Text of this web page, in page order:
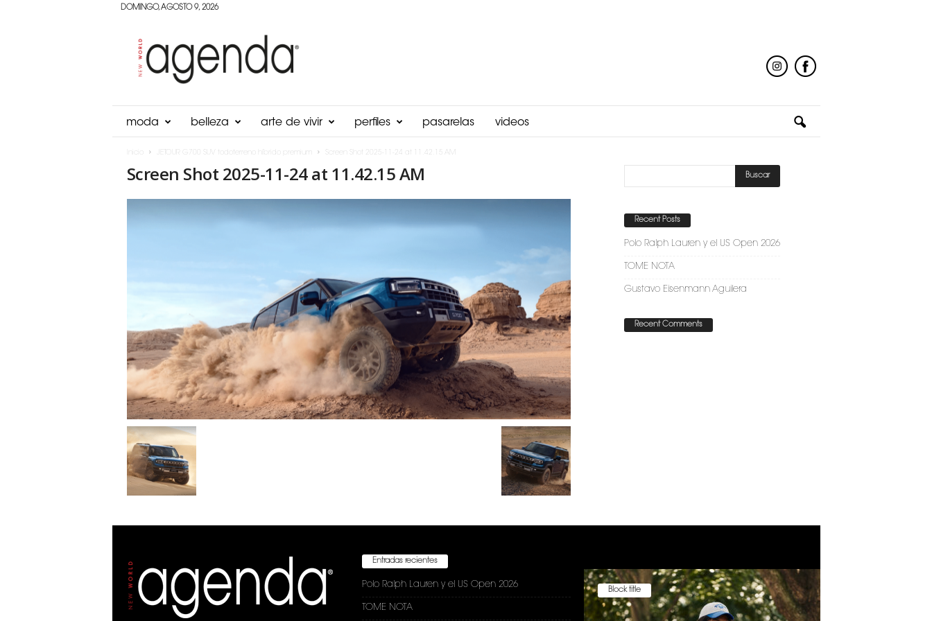
DOMINGO, AGOSTO 9, 2026
Panama
moda belleza arte de vivir perfiles pasarelas videos
JETOUR G700 SUV todoterreno híbrido premium Screen Shot 2025-11-24 at 11.42.15 AM
Screen Shot 2025-11-24 at 11.42.15 AM
Recent Posts
Polo Ralph Lauren y el US Open 2026
TOME NOTA
Gustavo Eisenmann Aguilera
Recent Comments
Entradas recientes
Polo Ralph Lauren y el US Open 2026
TOME NOTA
Block title